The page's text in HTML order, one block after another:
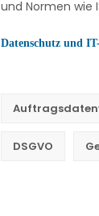
und Normen wie
Datenschutz und
DSGVO